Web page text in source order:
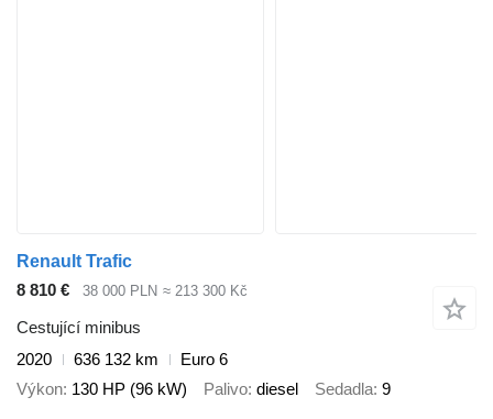
Renault Trafic
8 810 €
38 000 PLN ≈ 213 300 Kč
Cestující minibus
2020
636 132 km
Euro 6
Výkon 130 HP (96 kW) Palivo diesel Sedadla 9